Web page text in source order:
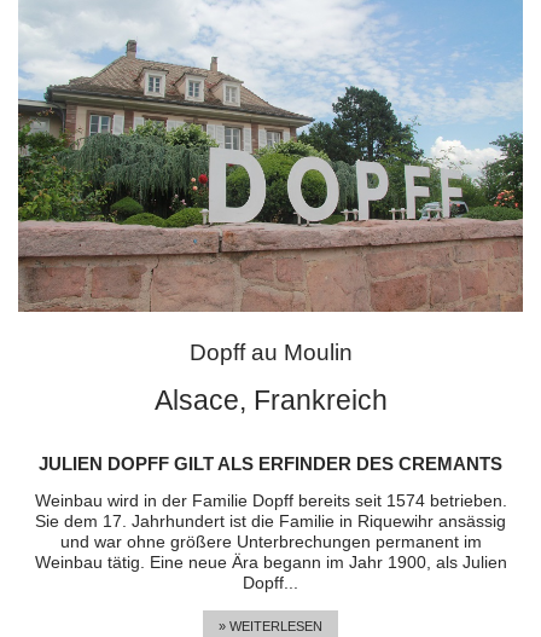
Dopff au Moulin
Alsace, Frankreich
JULIEN DOPFF GILT ALS ERFINDER DES CREMANTS
Weinbau wird in der Familie Dopff bereits seit 1574 betrieben.
Sie dem 17. Jahrhundert ist die Familie in Riquewihr ansässig
und war ohne größere Unterbrechungen permanent im
Weinbau tätig. Eine neue Ära begann im Jahr 1900, als Julien
Dopff...
» WEITERLESEN